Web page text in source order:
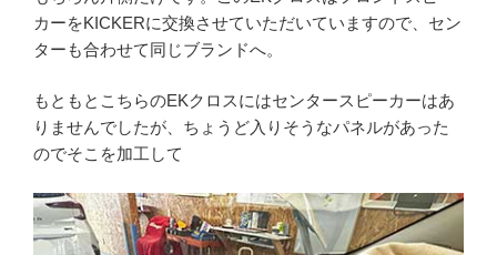
カーをKICKERに交換させていただいていますので、セン
ターも合わせて同じブランドへ。
もともとこちらのEKクロスにはセンタースピーカーはあ
りませんでしたが、ちょうど入りそうなパネルがあった
のでそこを加工して